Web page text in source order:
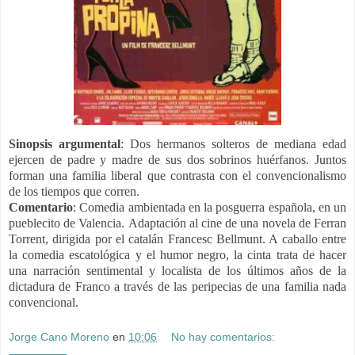
Sinopsis argumental: Dos hermanos solteros de mediana edad
ejercen de padre y madre de sus dos sobrinos huérfanos. Juntos
forman una familia liberal que contrasta con el convencionalismo
de los tiempos que corren.
Comentario: Comedia ambientada en la posguerra española, en un
pueblecito de Valencia. Adaptación al cine de una novela de Ferran
Torrent, dirigida por el catalán Francesc Bellmunt. A caballo entre
la comedia escatológica y el humor negro, la cinta trata de hacer
una narración sentimental y localista de los últimos años de la
dictadura de Franco a través de las peripecias de una familia nada
convencional.
Jorge Cano Moreno en 10:06 No hay comentarios: